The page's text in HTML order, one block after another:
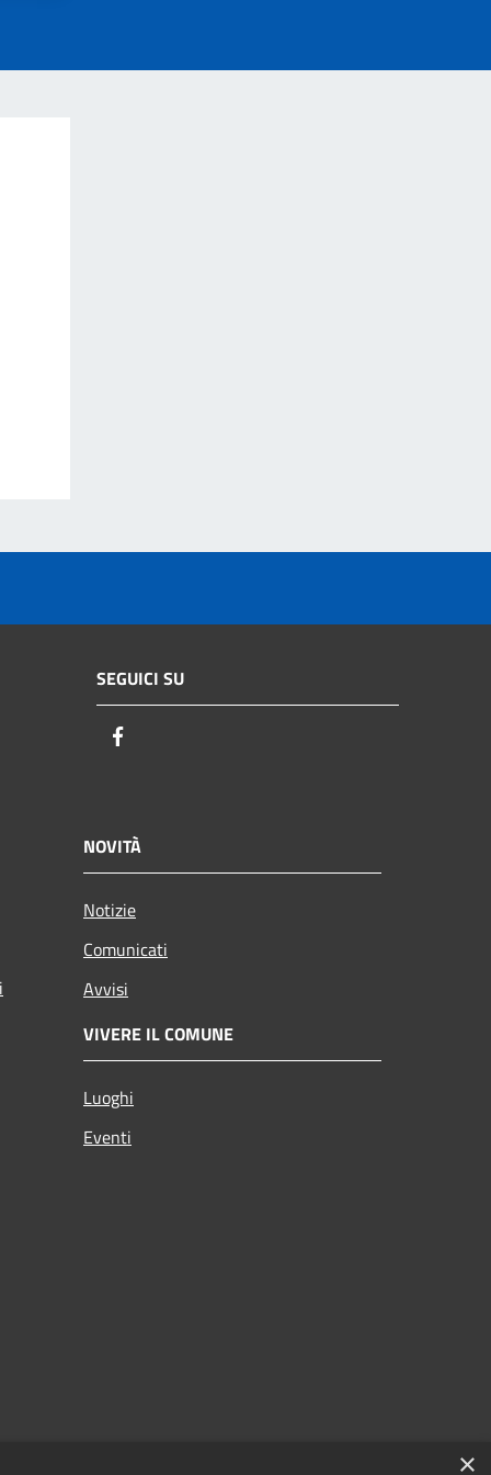
SEGUICI SU
NOVITÀ
Notizie
Comunicati
Avvisi
VIVERE IL COMUNE
Luoghi
Eventi
×